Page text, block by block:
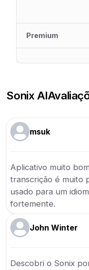
Premium
Sonix AI
msuk
Aplicativo muito
transcrição é muito
usado para um
fortemente.
John Winter
Descobri o Sonix